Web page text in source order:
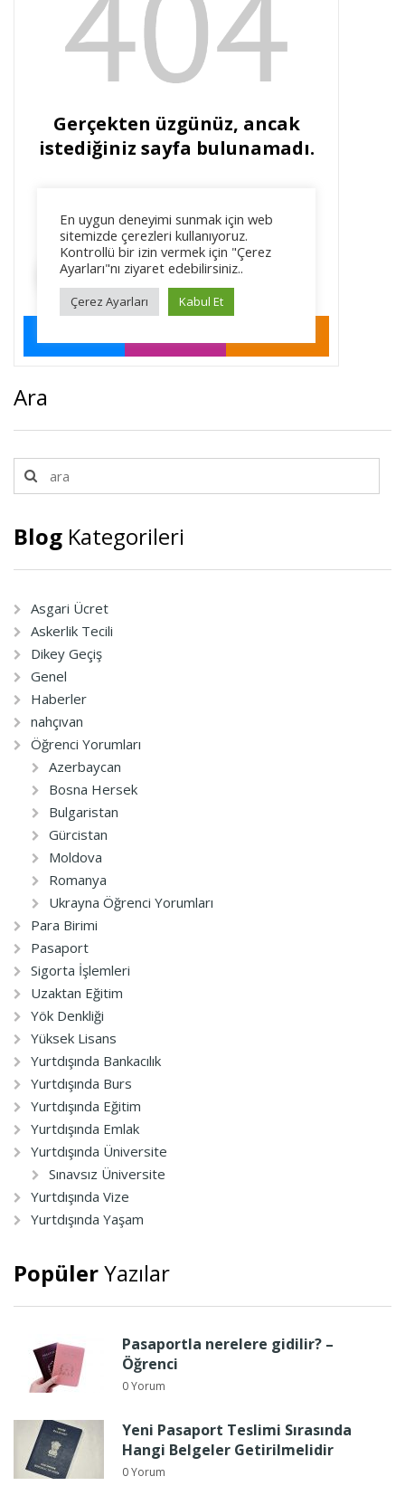
Ara
Blog Kategorileri
Asgari Ücret
Askerlik Tecili
Dikey Geçiş
Genel
Haberler
nahçıvan
Öğrenci Yorumları
Azerbaycan
Bosna Hersek
Bulgaristan
Gürcistan
Moldova
Romanya
Ukrayna Öğrenci Yorumları
Para Birimi
Pasaport
Sigorta İşlemleri
Uzaktan Eğitim
Yök Denkliği
Yüksek Lisans
Yurtdışında Bankacılık
Yurtdışında Burs
Yurtdışında Eğitim
Yurtdışında Emlak
Yurtdışında Üniversite
Sınavsız Üniversite
Yurtdışında Vize
Yurtdışında Yaşam
PopülerYazılar
Pasaportla nerelere gidilir? –
Öğrenci
0 Yorum
Yeni Pasaport Teslimi Sırasında
Hangi Belgeler Getirilmelidir
0 Yorum